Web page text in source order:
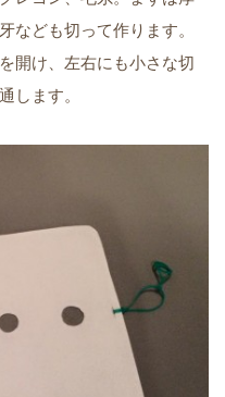
なども切って作ります。
開け、左右にも小さな切
します。